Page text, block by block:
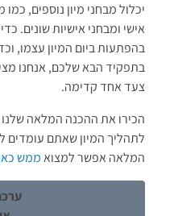
יכלול מבחני מיון נוספים,
אישי ומבחני אישיות שונים.
בהפתעות ביום המיון עצמו,
בתפקיד הבא שלכם, אנחנו
צעד אחד קדימה.
הכירו את ההכנה המלאה
לתהליך המיון שאתם עומדים
המלאה אפשר למצואממש